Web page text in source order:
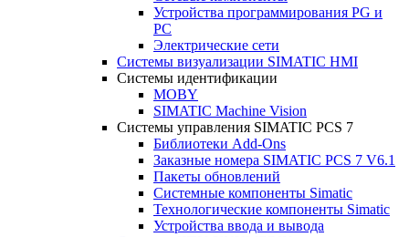
Устройства программирования PG и
PC
Электрические сети
Системы визуализации SIMATIC HMI
Системы идентификации
MOBY
SIMATIC Machine Vision
Системы управления SIMATIC PCS 7
Библиотеки Add-Ons
Заказные номера SIMATIC PCS 7 V6.1
Пакеты обновлений
Системные компоненты Simatic
Технологические компоненты Simatic
Устройства ввода и вывода